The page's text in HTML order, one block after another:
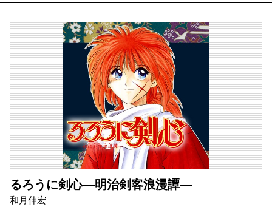
るろうに剣心―明治剣客浪漫譚―
和月伸宏